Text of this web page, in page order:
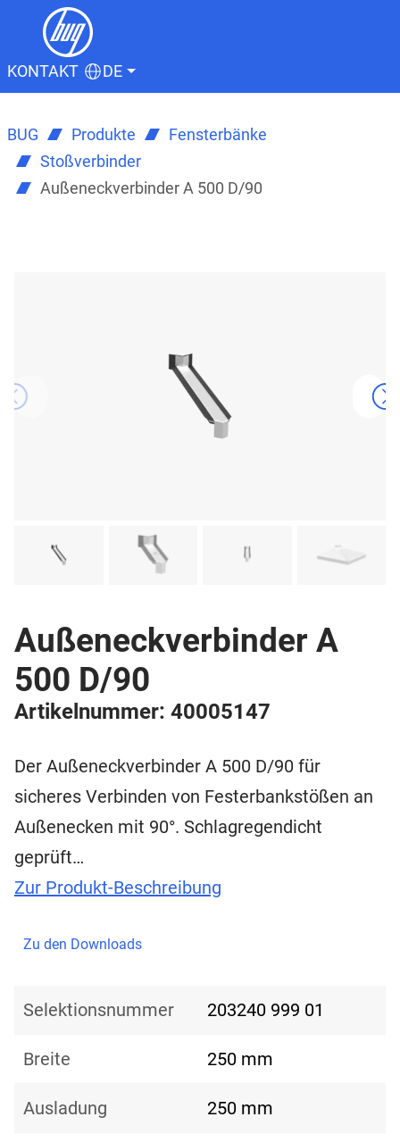
KONTAKT DE
BUG Produkte
Fensterbänke
Stoßverbinder
Außeneckverbinder A 500 D/90
Außeneckverbinder A
500 D/90
Artikelnummer: 40005147
Der Außeneckverbinder A 500 D/90 für
sicheres Verbinden von Festerbankstößen an
Außenecken mit 90°. Schlagregendicht
geprüft…
Zur Produkt-Beschreibung
Zu den Downloads
Selektionsnummer 203240 999 01
Breite 250 mm
Ausladung 250 mm